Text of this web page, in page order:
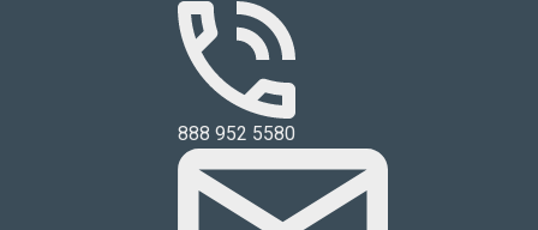
888 952 5580